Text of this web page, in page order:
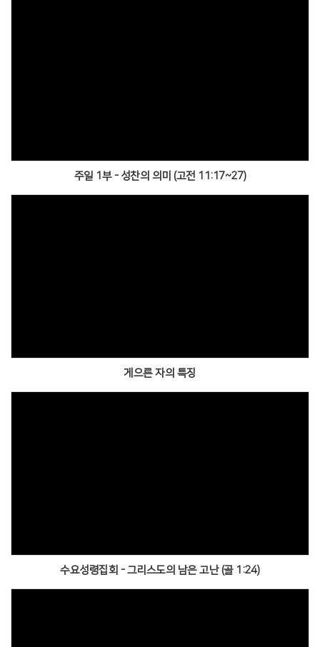
주일 1부 - 성찬의 의미 (고전 11:17~27)
게으른 자의 특징
수요성령집회 - 그리스도의 남은 고난 (골 1:24)